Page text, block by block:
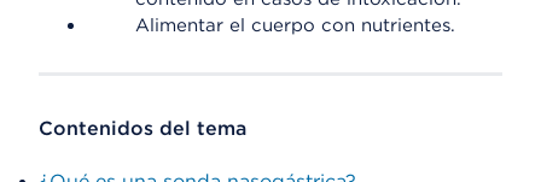
Alimentar el cuerpo con nutrientes.
Contenidos del tema